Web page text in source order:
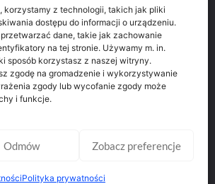
z technologii, takich jak pliki
dostępu do informacji o urządzeniu.
dane, takie jak zachowanie
na tej stronie. Używamy m. in.
sposób korzystasz z naszej witryny.
zgodę na gromadzenie i wykorzystywanie
zgody lub wycofanie zgody może
i funkcje.
Odmów Zobacz preferencje
Polityka prywatności
Klienta – Cube
Klienta – Cube
Klienta – Cube
Klienta – Cube
Panel Klienta – Cube
Klienta – Cube